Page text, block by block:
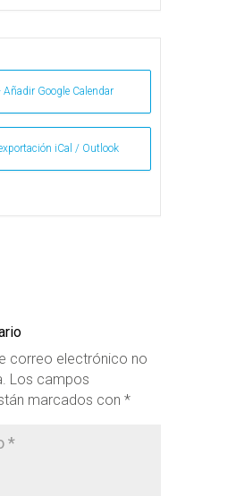
Añadir Google Calendar
iCal / Outlook
correo electrónico no
Los campos
marcados con *